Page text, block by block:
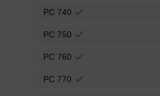
PC 740
PC 750
PC 760
PC 770